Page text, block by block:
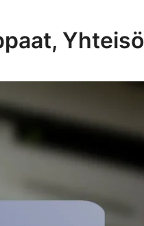
Yhteisö